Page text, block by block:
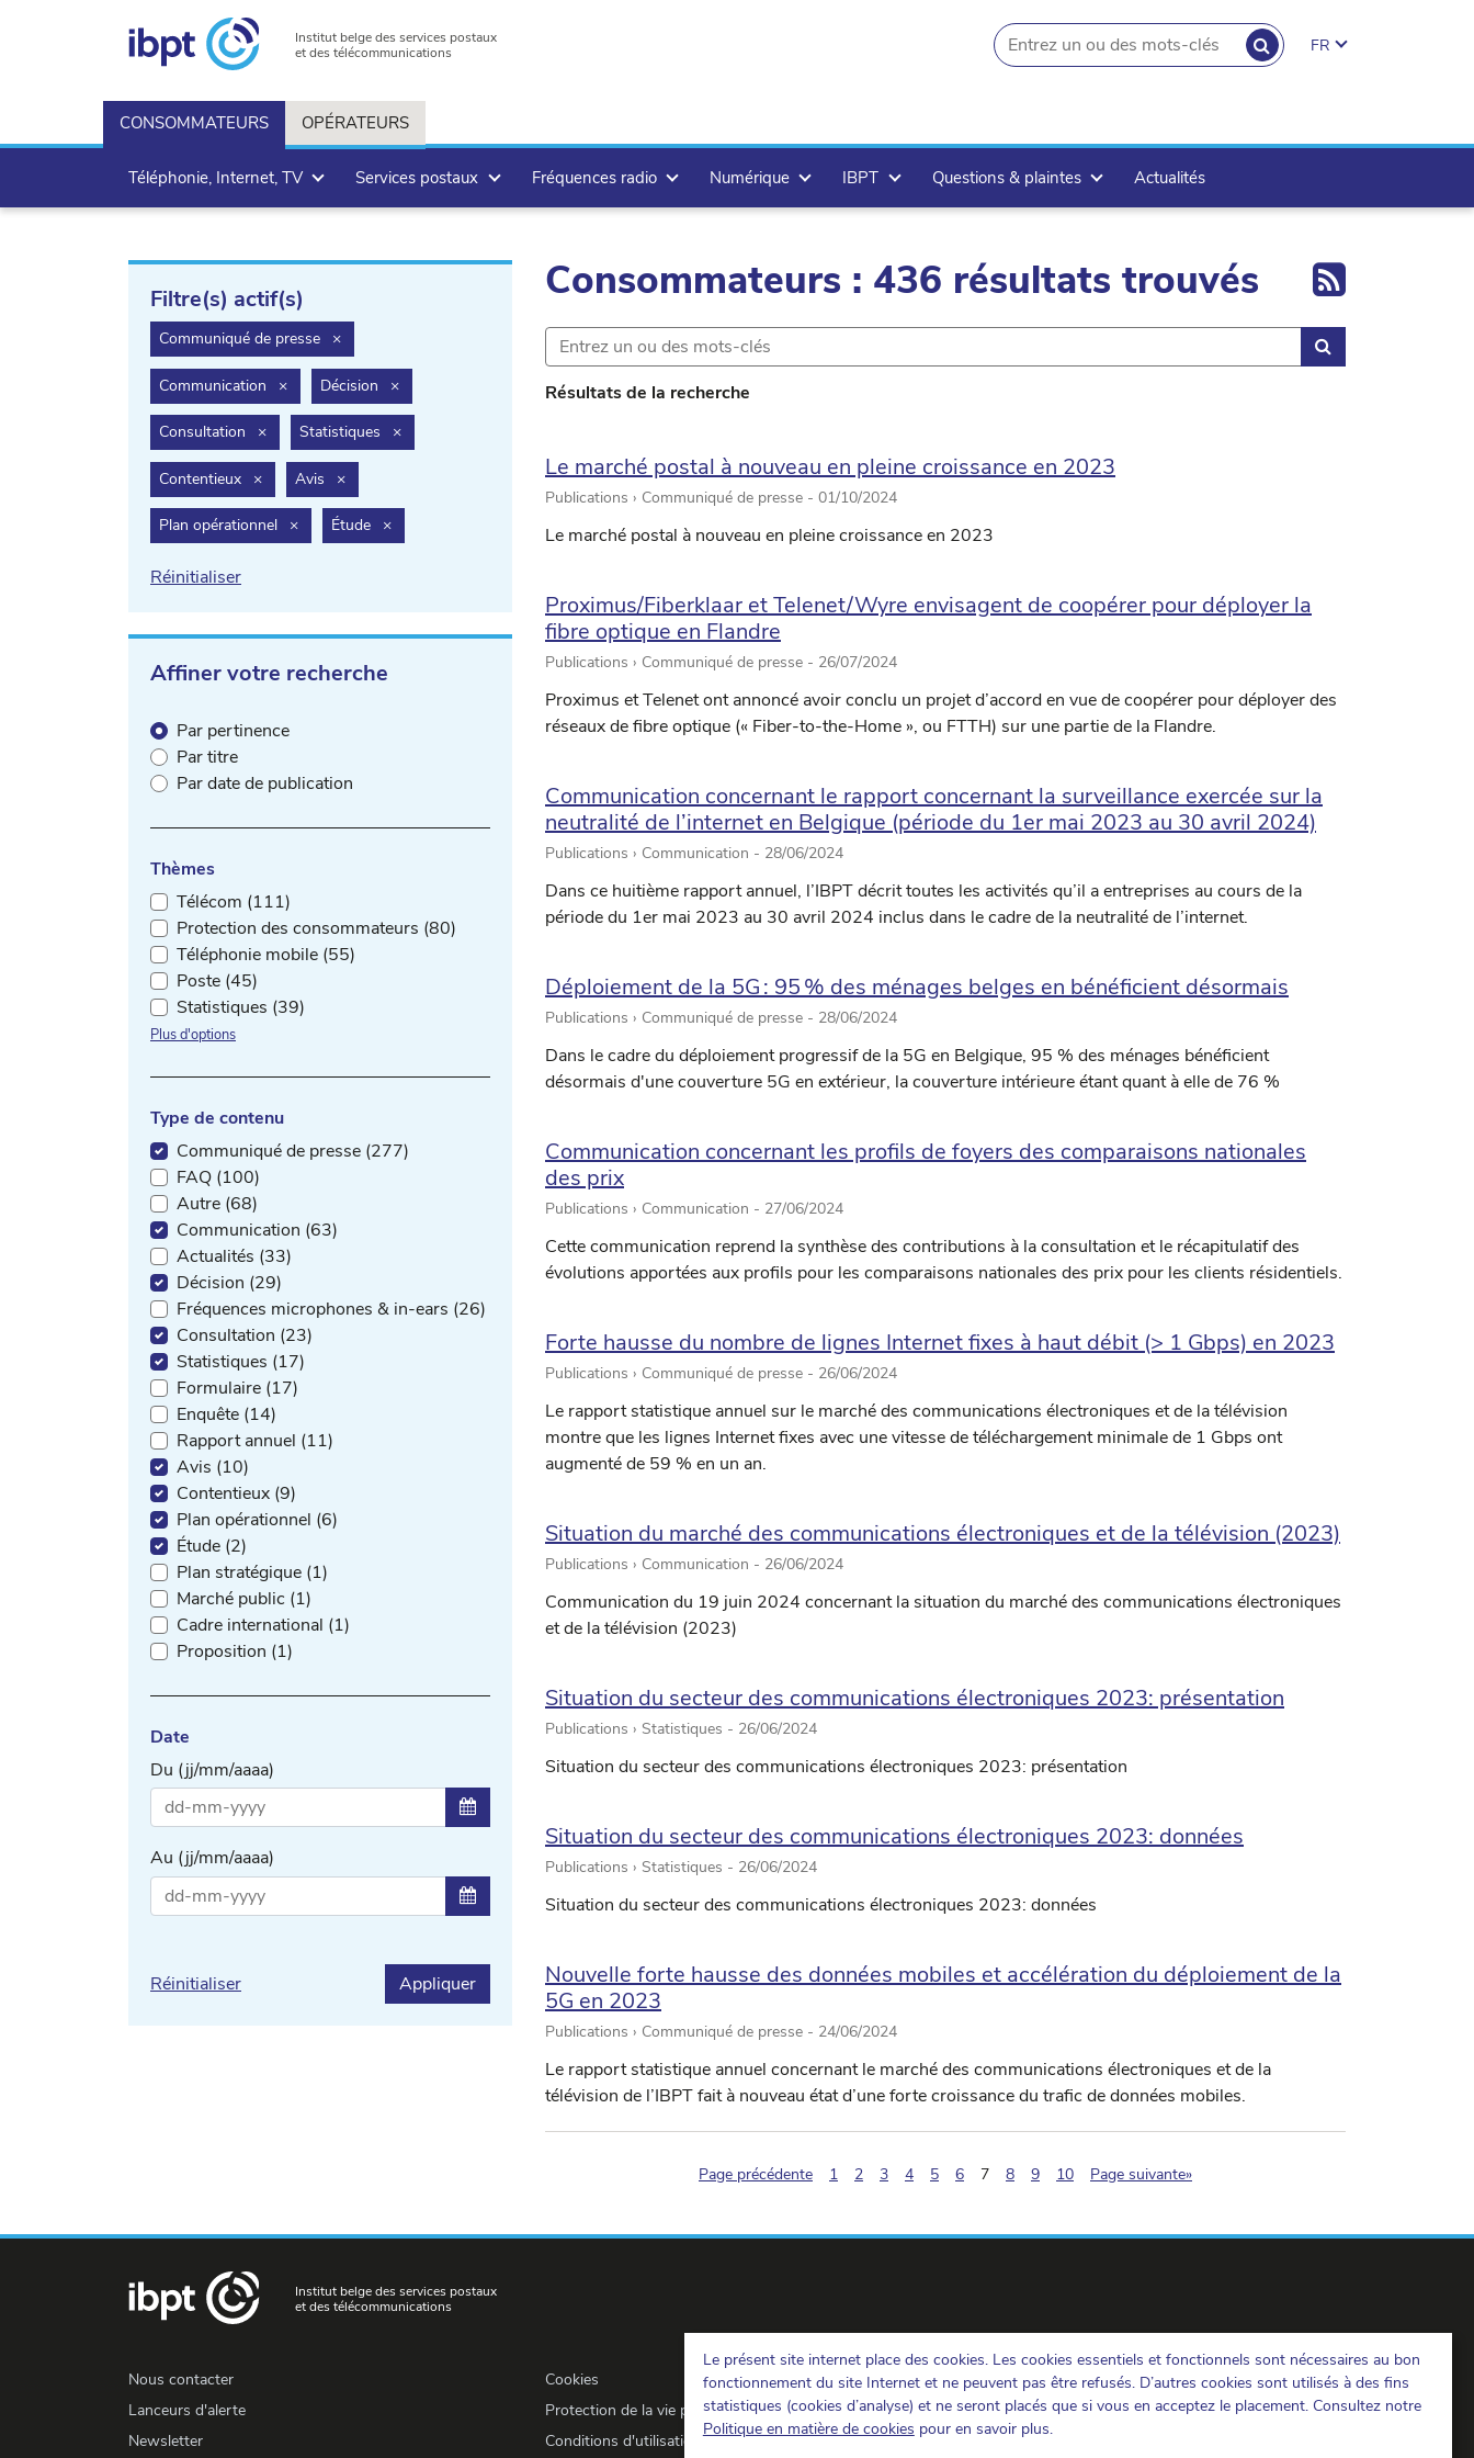
Le présent site internet place des cookies. Les cookies essentiels et fonctionnels sont nécessaires au bon
fonctionnement du site Internet et ne peuvent pas être refusés. D’autres cookies sont utilisés à des fins
statistiques (cookies d’analyse) et ne seront placés que si vous en acceptez le placement. Consultez notre
Politique en matière de cookies pour en savoir plus.
Institut belge des services postaux
et des télécommunications
RECHERCHER
search.button
FR
CONSOMMATEURS OPÉRATEURS
Téléphonie, Internet, TV Services postaux Fréquences radio Numérique IBPT Questions & plaintes Actualités
Filtre(s) actif(s)
Communiqué de presse ×filter.delete
Communication ×filter.delete
Décision ×filter.delete
Consultation ×filter.delete
Statistiques ×filter.delete
Contentieux ×filter.delete
Avis ×filter.delete
Plan opérationnel ×filter.delete
Étude ×filter.delete
Réinitialiser
Affiner votre recherche
Par pertinence
Par titre
Par date de publication
Thèmes
Télécom (111)
Protection des consommateurs (80)
Téléphonie mobile (55)
Poste (45)
Statistiques (39)
Plus d'options
Type de contenu
Communiqué de presse (277)
FAQ (100)
Autre (68)
Communication (63)
Actualités (33)
Décision (29)
Fréquences microphones & in-ears (26)
Consultation (23)
Statistiques (17)
Formulaire (17)
Enquête (14)
Rapport annuel (11)
Avis (10)
Contentieux (9)
Plan opérationnel (6)
Étude (2)
Plan stratégique (1)
Marché public (1)
Cadre international (1)
Proposition (1)
Date
Du (jj/mm/aaaa)
Sélectionner une date ...
Au (jj/mm/aaaa)
Sélectionner une date ...
Réinitialiser Appliquer
Consommateurs : 436 résultats trouvés Export
Résultats de la recherche
Le marché postal à nouveau en pleine croissance en 2023
Publications › Communiqué de presse - 01/10/2024
Le marché postal à nouveau en pleine croissance en 2023
Proximus/Fiberklaar et Telenet/Wyre envisagent de coopérer pour déployer la
fibre optique en Flandre
Publications › Communiqué de presse - 26/07/2024
Proximus et Telenet ont annoncé avoir conclu un projet d’accord en vue de coopérer pour déployer des
réseaux de fibre optique (« Fiber-to-the-Home », ou FTTH) sur une partie de la Flandre.
Communication concernant le rapport concernant la surveillance exercée sur la
neutralité de l’internet en Belgique (période du 1er mai 2023 au 30 avril 2024)
Publications › Communication - 28/06/2024
Dans ce huitième rapport annuel, l’IBPT décrit toutes les activités qu’il a entreprises au cours de la
période du 1er mai 2023 au 30 avril 2024 inclus dans le cadre de la neutralité de l’internet.
Déploiement de la 5G : 95 % des ménages belges en bénéficient désormais
Publications › Communiqué de presse - 28/06/2024
Dans le cadre du déploiement progressif de la 5G en Belgique, 95 % des ménages bénéficient
désormais d'une couverture 5G en extérieur, la couverture intérieure étant quant à elle de 76 %
Communication concernant les profils de foyers des comparaisons nationales
des prix
Publications › Communication - 27/06/2024
Cette communication reprend la synthèse des contributions à la consultation et le récapitulatif des
évolutions apportées aux profils pour les comparaisons nationales des prix pour les clients résidentiels.
Forte hausse du nombre de lignes Internet fixes à haut débit (> 1 Gbps) en 2023
Publications › Communiqué de presse - 26/06/2024
Le rapport statistique annuel sur le marché des communications électroniques et de la télévision
montre que les lignes Internet fixes avec une vitesse de téléchargement minimale de 1 Gbps ont
augmenté de 59 % en un an.
Situation du marché des communications électroniques et de la télévision (2023)
Publications › Communication - 26/06/2024
Communication du 19 juin 2024 concernant la situation du marché des communications électroniques
et de la télévision (2023)
Situation du secteur des communications électroniques 2023: présentation
Publications › Statistiques - 26/06/2024
Situation du secteur des communications électroniques 2023: présentation
Situation du secteur des communications électroniques 2023: données
Publications › Statistiques - 26/06/2024
Situation du secteur des communications électroniques 2023: données
Nouvelle forte hausse des données mobiles et accélération du déploiement de la
5G en 2023
Publications › Communiqué de presse - 24/06/2024
Le rapport statistique annuel concernant le marché des communications électroniques et de la
télévision de l’IBPT fait à nouveau état d’une forte croissance du trafic de données mobiles.
Page précédente 1 2 3 4 5 6 7(pagination.current)
8 9 10 Page suivante»
Institut belge des services postaux
et des télécommunications
Nous contacter
Lanceurs d'alerte
Newsletter
Cookies
Protection de la vie privée
Conditions d'utilisation et copyrights
IBPT sur LinkedIn
IBPT sur Facebook
IBPT sur Youtube